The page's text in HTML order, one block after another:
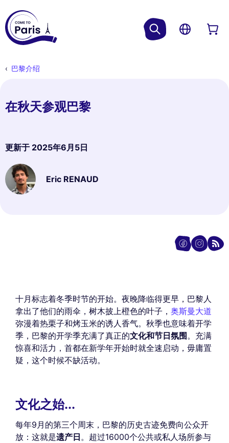
巴黎介绍
在秋天参观巴黎
更新于 2025年6月5日
Eric RENAUD
十月标志着冬季时节的开始。夜晚降临得更早，巴黎人
拿出了他们的雨伞，树木披上橙色的叶子， 奥斯曼大道
弥漫着热栗子和烤玉米的诱人香气。秋季也意味着开学
季，巴黎的开学季充满了真正的文化和节日氛围。充满
惊喜和活力，首都在新学年开始时就全速启动，毋庸置
疑，这个时候不缺活动。
文化之始...
每年9月的第三个周末，巴黎的历史古迹免费向公众开
放：这就是遗产日。超过16000个公共或私人场所参与